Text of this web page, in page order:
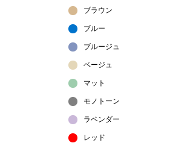
ブラウン
ブルー
ブルージュ
ベージュ
マット
モノトーン
ラベンダー
レッド